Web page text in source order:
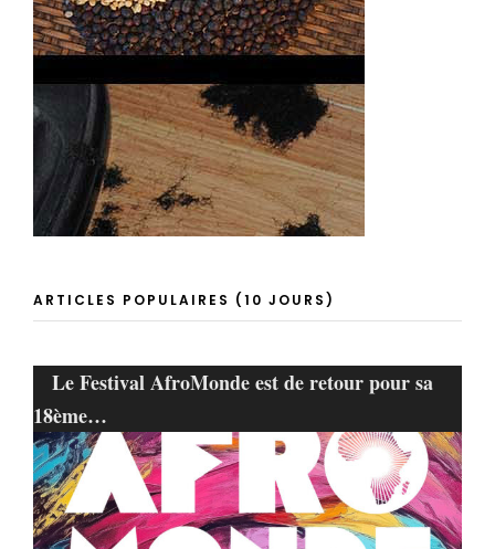
ARTICLES POPULAIRES (10 JOURS)
Le Festival AfroMonde est de retour pour sa
18ème…